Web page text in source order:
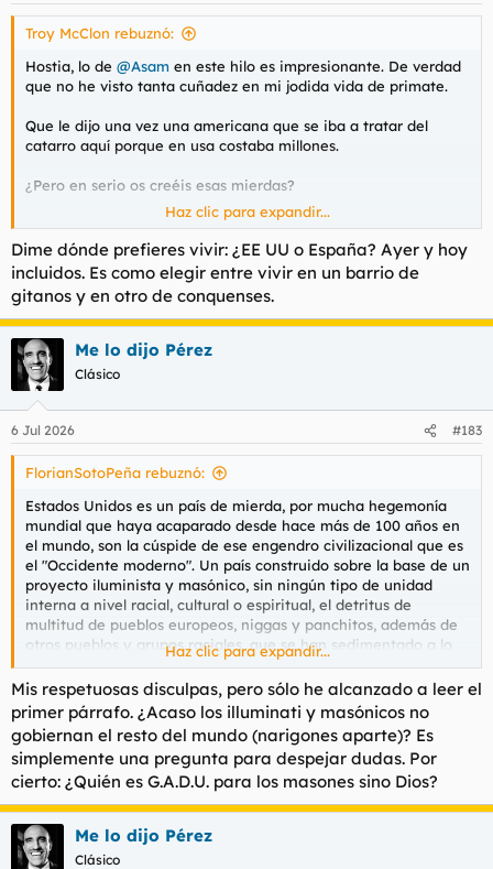
s
Troy McClon rebuznó:
Hostia, lo de @Asam en este hilo es impresionante. De verdad
que no he visto tanta cuñadez en mi jodida vida de primate.
Que le dijo una vez una americana que se iba a tratar del
catarro aquí porque en usa costaba millones.
¿Pero en serio os creéis esas mierdas?
A la que viese la retención en la nómina estaba en Iowa con
escopeta.
Tienen cobertura para muertos de hambre y a los otros solo se
lo frunjen del seguro, no como aquí que pagas lo mismo te
salgan esputos o no.
Es que es acojonante. Han creado un cuerpo parapolicial
específicamente para echar del país a gente que quiere unirse
a la fiesta pero es que se van al guano. Sois jodidamente
idiotas.
Hubo rumores de debilidad del petrodólar durante no más de
un par de semanas y te montaron un circo tremendo para que
los países del golfo viesen quién tenía la polla gorda y los b2.
Por el camino vendieron reservas a precio de sangre de
unicornio que ahora rellenan a precio de saldo mientras
hicieron inversiones con fondos soberanos y chanchullos con
criptomonedas.
Los chinos se cagaron en la puta que parió a Panete mientras
les jodían el tren del petróleo pero es que estamos ante la
decadencia del imperio.
Es que no podéis ser más imbéciles.
Y ojo, que por mí ojalá revienten, pero nada más lejos de la
realidad.
Haz clic para expandir...
Dime dónde prefieres vivir: ¿EE UU o España? Ayer y hoy
incluidos. Es como elegir entre vivir en un barrio de
gitanos y en otro de conquenses.
Me lo dijo Pérez
Clásico
6 Jul 2026 #183
FlorianSotoPeña rebuznó:
Estados Unidos es un país de mierda, por mucha hegemonía
mundial que haya acaparado desde hace más de 100 años en
el mundo, son la cúspide de ese engendro civilizacional que es
el "Occidente moderno". Un país construido sobre la base de un
proyecto iluminista y masónico, sin ningún tipo de unidad
interna a nivel racial, cultural o espiritual, el detritus de
multitud de pueblos europeos, niggas y panchitos, además de
otros pueblos y grupos raciales, que se han sedimentado a lo
largo de 250 años. Todo para culminar en el gran paradigma de
la modernidad ilustrada, con su visión individualista-
materialista del mundo, su contractualismo nauseabundo, su
racionalismo abstracto y universalista, a partir del cual creen
que el resto del mundo debe adaptarse al patrón deformado
que representa su civilización, estandarte del liberalismo y el
capitalismo globalizado, que se dedican a exportar
mierdocracia a golpe de ataques sobre países soberanos, como
nos ocurrió a nosotros en 1898, donde también nos vendieron
nuestros castuzos liberales de la época.
Haz clic para expandir...
Mis respetuosas disculpas, pero sólo he alcanzado a leer el
primer párrafo. ¿Acaso los illuminati y masónicos no
gobiernan el resto del mundo (narigones aparte)? Es
simplemente una pregunta para despejar dudas. Por
cierto: ¿Quién es G.A.D.U. para los masones sino Dios?
Me lo dijo Pérez
Clásico